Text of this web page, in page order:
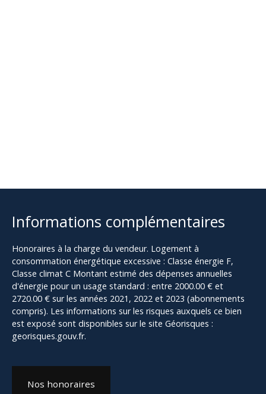
Informations complémentaires
Honoraires à la charge du vendeur. Logement à
consommation énergétique excessive : Classe énergie F,
Classe climat C Montant estimé des dépenses annuelles
d'énergie pour un usage standard : entre 2000.00 € et
2720.00 € sur les années 2021, 2022 et 2023 (abonnements
compris). Les informations sur les risques auxquels ce bien
est exposé sont disponibles sur le site Géorisques :
georisques.gouv.fr.
Nos honoraires